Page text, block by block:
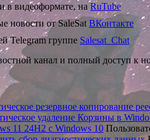
в видеоформате, наRuTube
новости от SaleSat ВКонтакте
Telegram группе Salesat_Chat
канал и полный доступ к
резервное копирование
удаление Корзины в
11 24H2 с Windows 10